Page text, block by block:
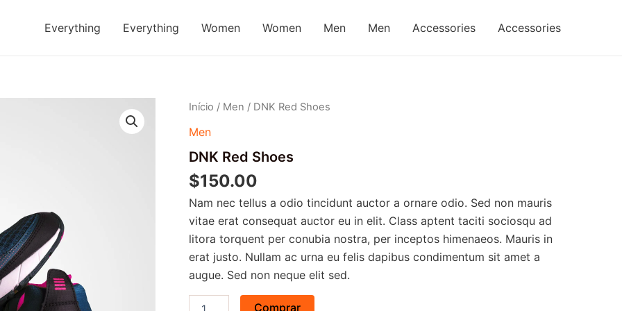
Everything Everything Women Women Men Men Accessories Accessories
Início / Men / DNK Red Shoes
Men
DNK Red Shoes
$150.00
Nam nec tellus a odio tincidunt auctor a ornare odio. Sed non mauris
vitae erat consequat auctor eu in elit. Class aptent taciti sociosqu ad
litora torquent per conubia nostra, per inceptos himenaeos. Mauris in
erat justo. Nullam ac urna eu felis dapibus condimentum sit amet a
augue. Sed non neque elit sed.
DNK
Shoes
Comprar